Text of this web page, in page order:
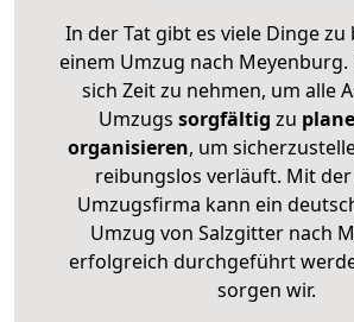
In der Tat gibt es viele Dinge zu
einem Umzug nach Meyenburg.
sich Zeit zu nehmen, um alle
Umzugs sorgfältig zu
organisieren, um
reibungslos verläuft. Mit
Umzugsfirma kann ein
Umzug von Salzgitter nach
erfolgreich durchgeführt
sorgen wir.